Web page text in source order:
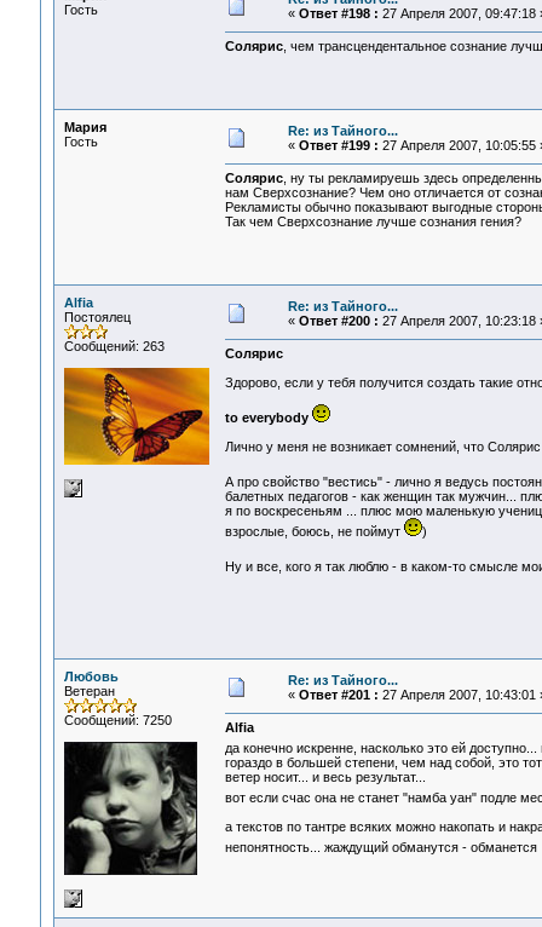
Гость
« Ответ #198 : 27 Апреля 2007, 09:47:18
Солярис, чем трансцендентальное сознание
Мария
Гость
Re: из Тайного...
« Ответ #199 : 27 Апреля 2007, 10:05:55
Солярис, ну ты рекламируешь здесь
нам Сверхсознание? Чем оно отличается от
Рекламисты обычно показывают выгодные
Так чем Сверхсознание лучше сознания гения?
Alfia
Постоялец
Сообщений: 263
Re: из Тайного...
« Ответ #200 : 27 Апреля 2007, 10:23:18
Солярис
Здорово, если у тебя получится создать такие
to everybody
Лично у меня не возникает сомнений, что
А про свойство "вестись" - лично я ведусь
балетных педагогов - как женщин так мужчин...
я по воскресеньям ... плюс мою маленькую
взрослые, боюсь, не поймут
)
Ну и все, кого я так люблю - в каком-то смысле
Любовь
Ветеран
Сообщений: 7250
Re: из Тайного...
« Ответ #201 : 27 Апреля 2007, 10:43:01
Alfia
да конечно искренне, насколько это ей
гораздо в большей степени, чем над собой, это
ветер носит... и весь результат...
вот если счас она не станет "намба уан" подле
а текстов по тантре всяких можно накопать и
непонятность... жаждущий обманутся -